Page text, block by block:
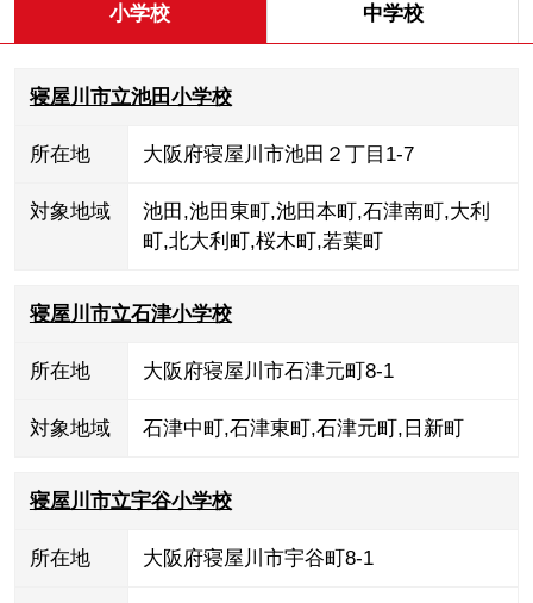
小学校 中学校
寝屋川市立池田小学校
所在地 大阪府寝屋川市池田２丁目1-7
対象地域 池田 ,池田東町 ,池田本町 ,石津南町 ,大利
町 ,北大利町 ,桜木町 ,若葉町
寝屋川市立石津小学校
所在地 大阪府寝屋川市石津元町8-1
対象地域 石津中町 ,石津東町 ,石津元町 , 日新町
寝屋川市立宇谷小学校
所在地 大阪府寝屋川市宇谷町8-1